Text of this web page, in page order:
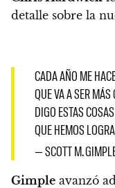
detalle sobre la
CADA AÑO ME
QUE VA A SER
DIGO ESTAS
QUE HEMOS
— SCOTT M.
Gimple avanzó